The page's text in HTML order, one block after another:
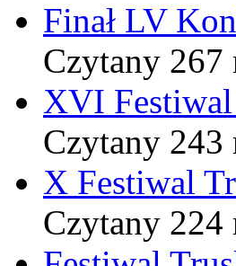
Finał LV
Czytany 267
XVI
Czytany 243
X Festiwal
Czytany 224